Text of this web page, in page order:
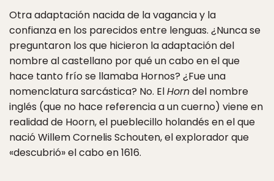
Otra adaptación nacida de la vagancia y la
confianza en los parecidos entre lenguas. ¿Nunca se
preguntaron los que hicieron la adaptación del
nombre al castellano por qué un cabo en el que
hace tanto frío se llamaba Hornos? ¿Fue una
nomenclatura sarcástica? No. ElHorndel nombre
inglés (que no hace referencia a un cuerno) viene en
realidad de Hoorn, el pueblecillo holandés en el que
nació Willem Cornelis Schouten, el explorador que
«descubrió» el cabo en 1616.